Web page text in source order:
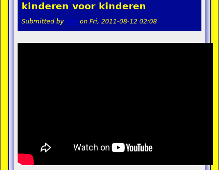
kinderen voor kinderen
Submitted by stel on Fri, 2011-08-12 02:08